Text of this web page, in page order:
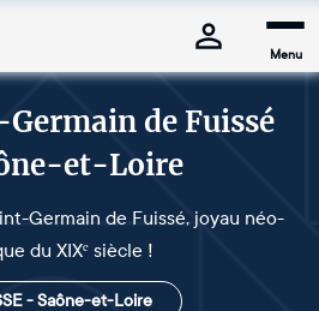
Menu
de Fuissé
et-Loire
Germain de Fuissé, joyau néo-
du XIXᵉ siècle !
- Saône-et-Loire